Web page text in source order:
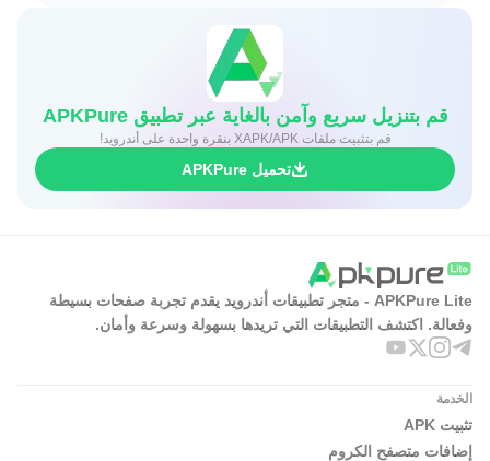
قم بتنزيل سريع وآمن بالغاية عبر تطبيق APKPure
قم بتثبيت ملفات XAPK/APK بنقرة واحدة على أندرويد!
تحميل APKPure
APKPure Lite - متجر تطبيقات أندرويد يقدم تجربة صفحات بسيطة
وفعالة. اكتشف التطبيقات التي تريدها بسهولة وسرعة وأمان.
الخدمة
تثبيت APK
إضافات متصفح الكروم